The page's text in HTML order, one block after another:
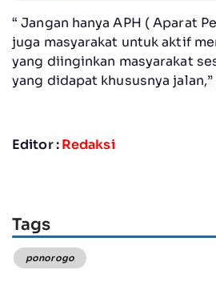
“ Jangan hanya APH ( Aparat
juga masyarakat untuk aktif
yang diinginkan masyarakat
yang didapat khususnya
Editor :Redaksi
Tags
ponorogo